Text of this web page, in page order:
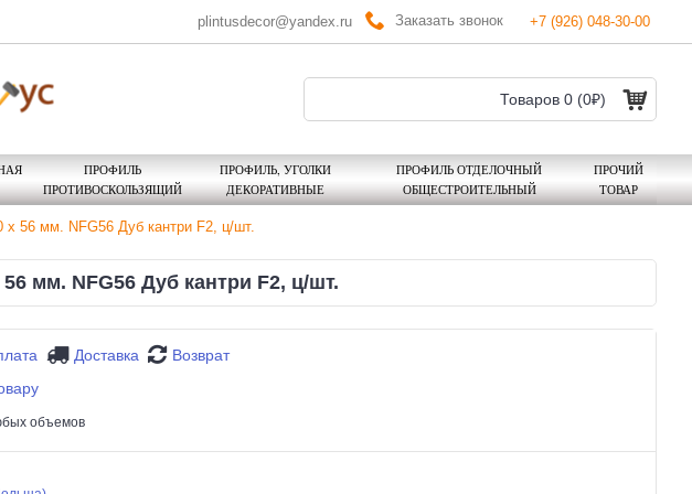
plintusdecor@yandex.ru Заказать звонок +7 (926) 048-30-00
Товаров 0 (0₽)
ПРОФИЛЬ
ПРОТИВОСКОЛЬЗЯЩИЙ
ПРОФИЛЬ, УГОЛКИ
ДЕКОРАТИВНЫЕ
ПРОФИЛЬ ОТДЕЛОЧНЫЙ
ОБЩЕСТРОИТЕЛЬНЫЙ
ПРОЧИЙ
ТОВАР
х 56 мм. NFG56 Дуб кантри F2, ц/шт.
мм. NFG56 Дуб кантри F2, ц/шт.
Доставка
Возврат
объемов